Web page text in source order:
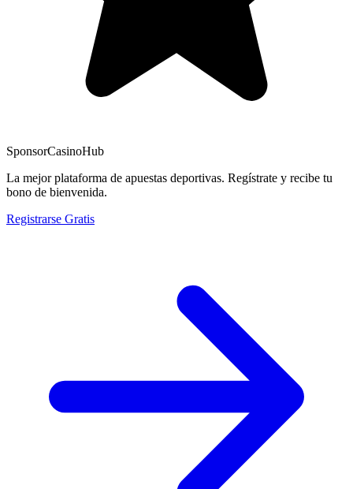
SponsorCasinoHub
La mejor plataforma de apuestas deportivas. Regístrate y recibe tu
bono de bienvenida.
Registrarse Gratis